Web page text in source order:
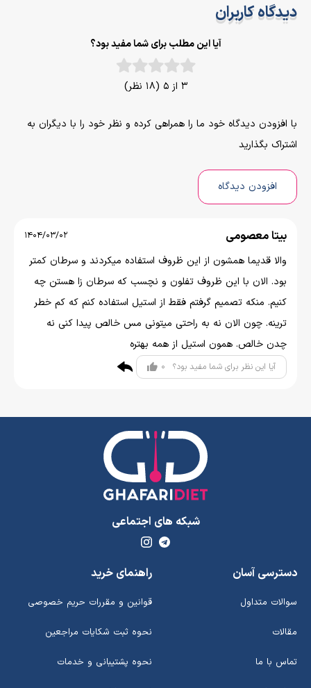
دیدگاه کاربران
آیا این مطلب برای شما مفید بود؟
3 از 5 (18 نظر)
با افزودن دیدگاه خود ما را همراهی کرده و نظر خود را با دیگران به
اشتراک بگذارید
افزودن دیدگاه
بیتا معصومی 1404/03/02
والا قدیما همشون از این ظروف استفاده میکردند و سرطان کمتر
بود. الان با این ظروف تفلون و نچسب که سرطان زا هستن چه
کنیم. منکه تصمیم گرفتم فقط از استیل استفاده کنم که کم خطر
ترینه. چون الان نه به راحتی میتونی مس خالص پیدا کنی نه
چدن خالص. همون استیل از همه بهتره
آیا این نظر برای شما مفید بود؟ 0
شبکه های اجتماعی
دسترسی آسان
سوالات متداول
مقالات
تماس با ما
راهنمای خرید
قوانین و مقررات حریم خصوصی
نحوه ثبت شکایات مراجعین
نحوه پشتیبانی و خدمات